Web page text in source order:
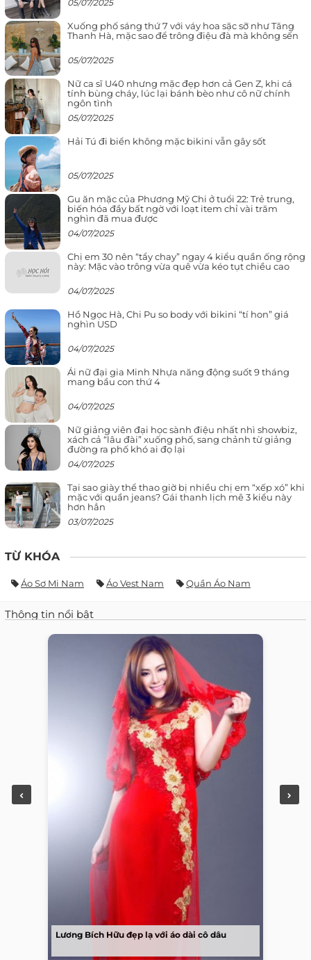
05/07/2025
Xuống phố sáng thứ 7 với váy hoa sặc sỡ như Tăng
Thanh Hà, mặc sao để trông điệu đà mà không sến
05/07/2025
Nữ ca sĩ U40 nhưng mặc đẹp hơn cả Gen Z, khi cá
tính bùng cháy, lúc lại bánh bèo như cô nữ chính
ngôn tình
05/07/2025
Hải Tú đi biển không mặc bikini vẫn gây sốt
05/07/2025
Gu ăn mặc của Phương Mỹ Chi ở tuổi 22: Trẻ trung,
biến hóa đầy bất ngờ với loạt item chỉ vài trăm
nghìn đã mua được
04/07/2025
Chị em 30 nên “tẩy chay” ngay 4 kiểu quần ống rộng
này: Mặc vào trông vừa quê vừa kéo tụt chiều cao
04/07/2025
Hồ Ngọc Hà, Chi Pu so body với bikini “tí hon” giá
nghìn USD
04/07/2025
Ái nữ đại gia Minh Nhựa năng động suốt 9 tháng
mang bầu con thứ 4
04/07/2025
Nữ giảng viên đại học sành điệu nhất nhì showbiz,
xách cả “lâu đài” xuống phố, sang chảnh từ giảng
đường ra phố khó ai đọ lại
04/07/2025
Tại sao giày thể thao giờ bị nhiều chị em “xếp xó” khi
mặc với quần jeans? Gái thanh lịch mê 3 kiểu này
hơn hẳn
03/07/2025
TỪ KHÓA
Áo Sơ Mi Nam Áo Vest Nam Quần Áo Nam
Thông tin nổi bật
Lương Bích Hữu đẹp lạ với áo dài cô dâu